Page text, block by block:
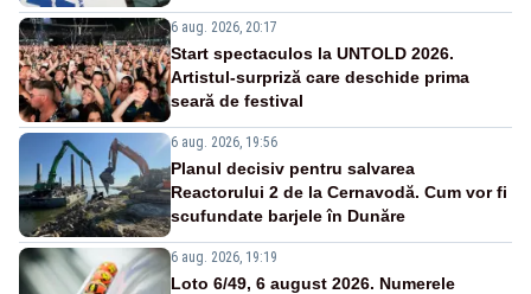
6 aug. 2026, 20:17
Start spectaculos la UNTOLD 2026.
Artistul-surpriză care deschide prima
seară de festival
6 aug. 2026, 19:56
Planul decisiv pentru salvarea
Reactorului 2 de la Cernavodă. Cum vor fi
scufundate barjele în Dunăre
6 aug. 2026, 19:19
Loto 6/49, 6 august 2026. Numerele